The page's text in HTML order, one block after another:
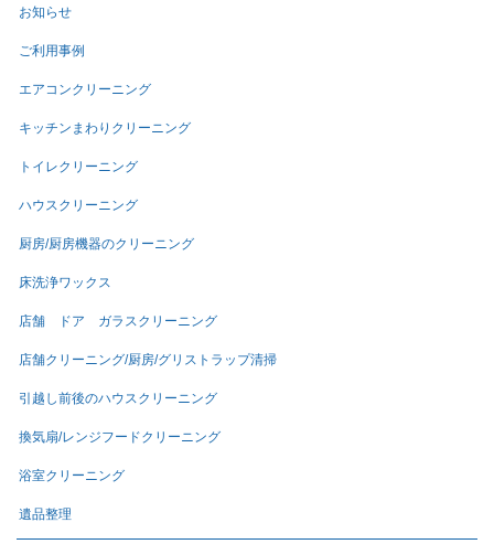
お知らせ
ご利用事例
エアコンクリーニング
キッチンまわりクリーニング
トイレクリーニング
ハウスクリーニング
厨房/厨房機器のクリーニング
床洗浄ワックス
店舗 ドア ガラスクリーニング
店舗クリーニング/厨房/グリストラップ清掃
引越し前後のハウスクリーニング
換気扇/レンジフードクリーニング
浴室クリーニング
遺品整理